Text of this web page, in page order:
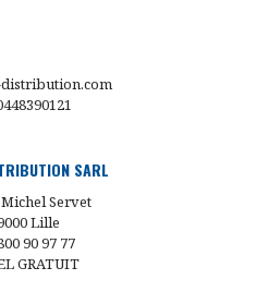
SARL
Servet
Lille
90 97 77
GRATUIT